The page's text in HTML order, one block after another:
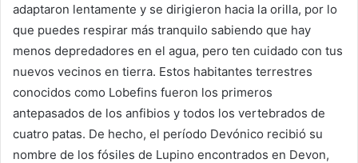
adaptaron lentamente y se dirigieron hacia la orilla, por lo
que puedes respirar más tranquilo sabiendo que hay
menos depredadores en el agua, pero ten cuidado con tus
nuevos vecinos en tierra. Estos habitantes terrestres
conocidos como Lobefins fueron los primeros
antepasados ​​de los anfibios y todos los vertebrados de
cuatro patas. De hecho, el período Devónico recibió su
nombre de los fósiles de Lupino encontrados en Devon,